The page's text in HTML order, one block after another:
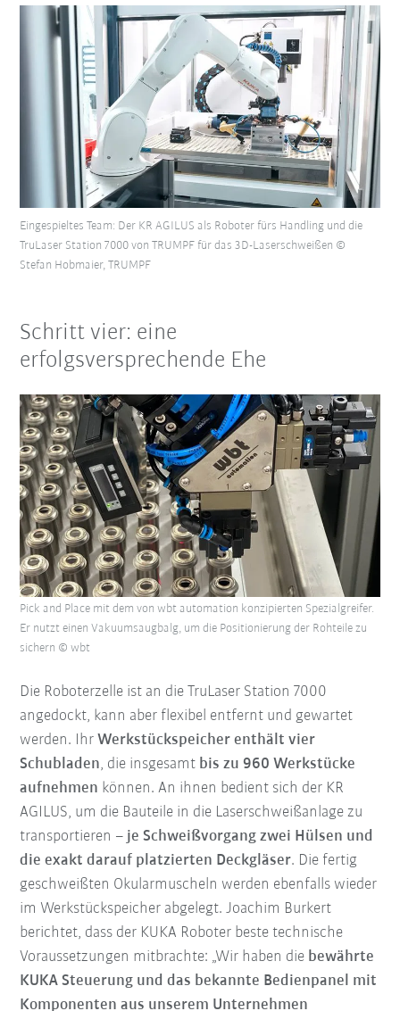
Eingespieltes Team: Der KR AGILUS als Roboter fürs Handling und die
TruLaser Station 7000 von TRUMPF für das 3D-Laserschweißen ©
Stefan Hobmaier, TRUMPF
Schritt vier: eine
erfolgsversprechende Ehe
Die Roboterzelle ist an die TruLaser Station 7000
angedockt, kann aber flexibel entfernt und gewartet
werden. IhrWerkstückspeicher enthält vier
Schubladen, die insgesamt bis zu 960 Werkstücke
aufnehmen können. An ihnen bedient sich der KR
AGILUS, um die Bauteile in die Laserschweißanlage zu
transportieren – je Schweißvorgang zwei Hülsen und
die exakt darauf platzierten Deckgläser. Die fertig
geschweißten Okularmuscheln werden ebenfalls wieder
im Werkstückspeicher abgelegt. Joachim Burkert
berichtet, dass der KUKA Roboter beste technische
Voraussetzungen mitbrachte: „Wir haben die bewährte
KUKA Steuerung und das bekannte Bedienpanel mit
Komponenten aus unserem Unternehmen
Pick and Place mit dem von wbt automation konzipierten Spezialgreifer.
Er nutzt einen Vakuumsaugbalg, um die Positionierung der Rohteile zu
sichern © wbt